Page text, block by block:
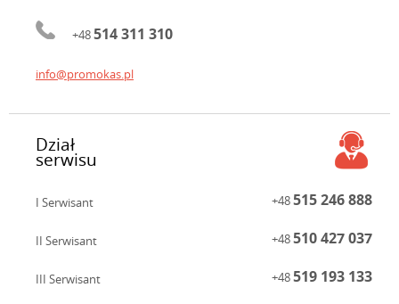
+48514 311 310
info@promokas.pl
Dział
serwisu
I Serwisant +48515 246 888
II Serwisant +48510 427 037
III Serwisant +48519 193 133